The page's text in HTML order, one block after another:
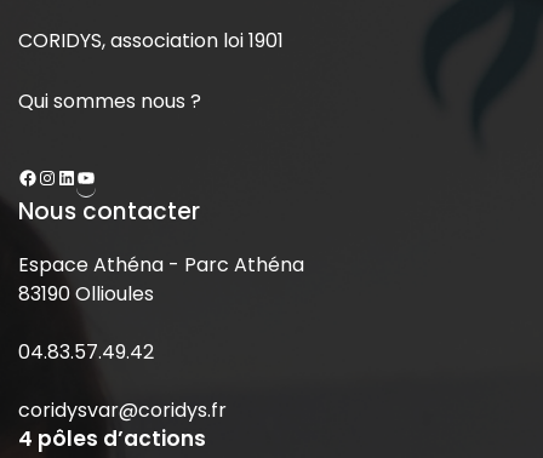
CORIDYS, association loi 1901
Qui sommes nous ?
Nous contacter
Espace Athéna - Parc Athéna
83190 Ollioules
04.83.57.49.42
coridysvar@coridys.fr
4 pôles d’actions